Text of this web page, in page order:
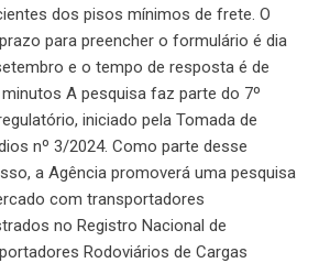
dos pisos mínimos de frete. O
para preencher o formulário é dia
e o tempo de resposta é de
A pesquisa faz parte do 7º
iniciado pela Tomada de
nº 3/2024. Como parte desse
a Agência promoverá uma pesquisa
com transportadores
no Registro Nacional de
Rodoviários de Cargas